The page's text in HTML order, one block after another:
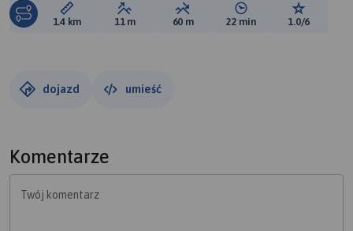
Długość trasy:
1.4 km Suma przewyższeń:
11 m Suma spadków:
60 m Średni czas potrzebny
22 min Ocena
1.0/6
dojazd umieść
Komentarze
Twój komentarz